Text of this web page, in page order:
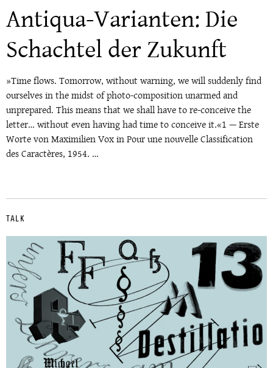
Antiqua-Varianten: Die
Schachtel der Zukunft
»Time flows. Tomorrow, without warning, we will suddenly find
ourselves in the midst of photo-composition unarmed and
unprepared. This means that we shall have to re-conceive the
letter… without even having had time to conceive it.«1 — Erste
Worte von Maximilien Vox in Pour une nouvelle Classification
des Caractères, 1954. …
TALK